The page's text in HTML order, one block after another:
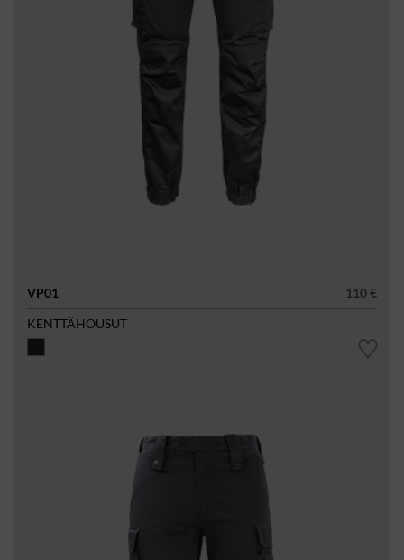
VP01
110 €
KENTTÄHOUSUT